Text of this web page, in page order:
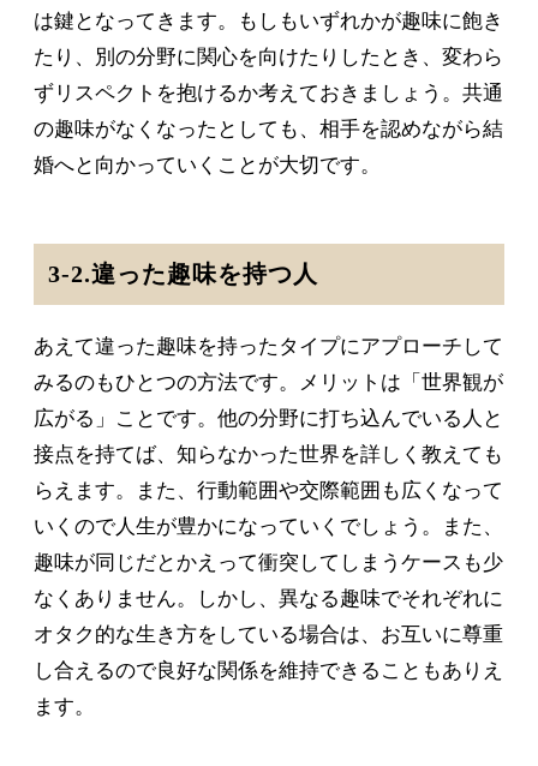
は鍵となってきます。もしもいずれかが趣味に飽き
たり、別の分野に関心を向けたりしたとき、変わら
ずリスペクトを抱けるか考えておきましょう。共通
の趣味がなくなったとしても、相手を認めながら結
婚へと向かっていくことが大切です。
3-2.違った趣味を持つ人
あえて違った趣味を持ったタイプにアプローチして
みるのもひとつの方法です。メリットは「世界観が
広がる」ことです。他の分野に打ち込んでいる人と
接点を持てば、知らなかった世界を詳しく教えても
らえます。また、行動範囲や交際範囲も広くなって
いくので人生が豊かになっていくでしょう。また、
趣味が同じだとかえって衝突してしまうケースも少
なくありません。しかし、異なる趣味でそれぞれに
オタク的な生き方をしている場合は、お互いに尊重
し合えるので良好な関係を維持できることもありえ
ます。